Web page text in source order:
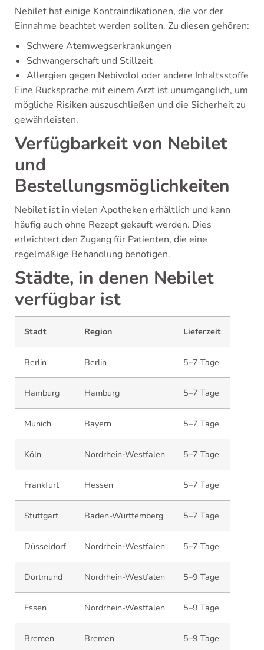
Nebilet hat einige Kontraindikationen, die vor der
Einnahme beachtet werden sollten. Zu diesen gehören:
Schwere Atemwegserkrankungen
Schwangerschaft und Stillzeit
Allergien gegen Nebivolol oder andere Inhaltsstoffe
Eine Rücksprache mit einem Arzt ist unumgänglich, um
mögliche Risiken auszuschließen und die Sicherheit zu
gewährleisten.
Verfügbarkeit von Nebilet
und
Bestellungsmöglichkeiten
Nebilet ist in vielen Apotheken erhältlich und kann
häufig auch ohne Rezept gekauft werden. Dies
erleichtert den Zugang für Patienten, die eine
regelmäßige Behandlung benötigen.
Städte, in denen Nebilet
verfügbar ist
Stadt Region Lieferzeit
Berlin Berlin 5–7 Tage
Hamburg Hamburg 5–7 Tage
Munich Bayern 5–7 Tage
Köln Nordrhein-Westfalen 5–7 Tage
Frankfurt Hessen 5–7 Tage
Stuttgart Baden-Württemberg 5–7 Tage
Düsseldorf Nordrhein-Westfalen 5–7 Tage
Dortmund Nordrhein-Westfalen 5–9 Tage
Essen Nordrhein-Westfalen 5–9 Tage
Bremen Bremen 5–9 Tage